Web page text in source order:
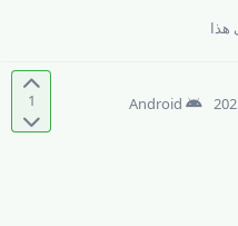
هذا
1 Android